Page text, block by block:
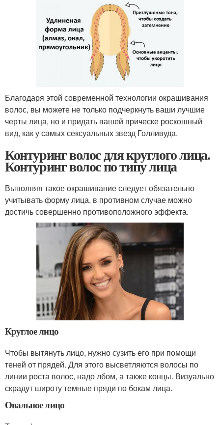
Благодаря этой современной технологии окрашивания
волос, вы можете не только подчеркнуть ваши лучшие
черты лица, но и придать вашей прическе роскошный
вид, как у самых сексуальных звезд Голливуда.
Контуринг волос для круглого лица.
Контуринг волос по типу лица
Выполняя такое окрашивание следует обязательно
учитывать форму лица, в противном случае можно
достичь совершенно противоположного эффекта.
Круглое лицо
Чтобы вытянуть лицо, нужно сузить его при помощи
теней от прядей. Для этого высветляются волосы по
линии роста волос, надо лбом, а также концы. Визуально
скрадут широту темные пряди по бокам лица.
Овальное лицо